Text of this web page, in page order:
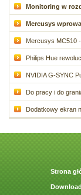
Monitoring w
Mercusys
Mercusys MC510
Philips Hue
NVIDIA G-SYNC
Do pracy i do
Dodatkowy ekran
Strona
Download